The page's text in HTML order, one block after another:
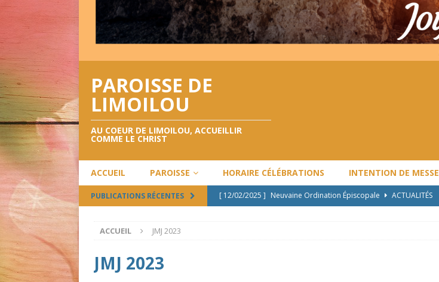
PAROISSE DE
LIMOILOU
AU COEUR DE LIMOILOU, ACCUEILLIR
COMME LE CHRIST
ACCUEIL PAROISSE HORAIRE CÉLÉBRATIONS INTENTION DE MESSE
PUBLICATIONS RÉCENTES [ 12/02/2025 ] Neuvaine Ordination Épiscopale
ACTUALITÉS
ACCUEIL JMJ 2023
JMJ 2023